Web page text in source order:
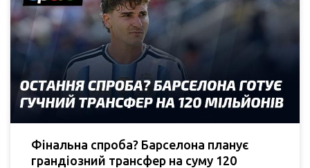
Фінальна спроба? Барселона планує
грандіозний трансфер на суму 120